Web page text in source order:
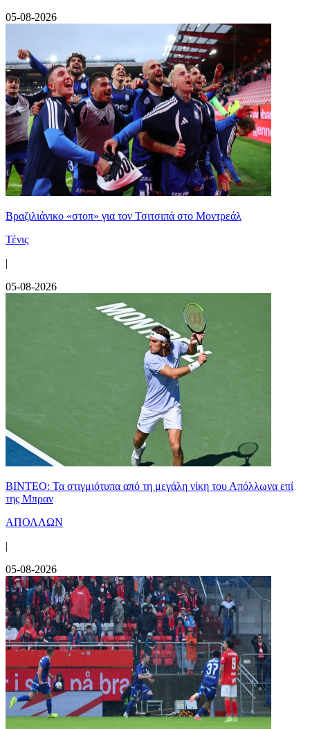
05-08-2026
Βραζιλιάνικο «στοπ» για τον Τσιτσιπά στο Μοντρεάλ
Τένις
|
05-08-2026
ΒΙΝΤΕΟ: Τα στιγμιότυπα από τη μεγάλη νίκη του Απόλλωνα επί
της Μπραν
ΑΠΟΛΛΩΝ
|
05-08-2026